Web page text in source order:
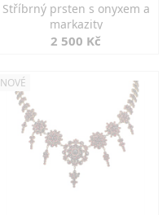
Stříbrný prsten s onyxem a
markazity
2 500 Kč
NOVÉ